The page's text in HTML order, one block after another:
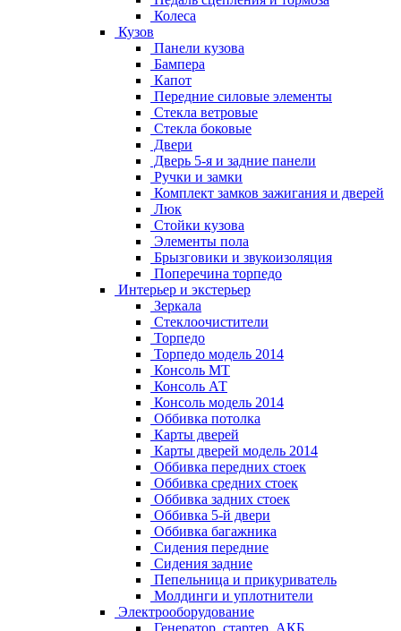
Колеса
Кузов
Панели кузова
Бампера
Капот
Передние силовые элементы
Стекла ветровые
Стекла боковые
Двери
Дверь 5-я и задние панели
Ручки и замки
Комплект замков зажигания и дверей
Люк
Стойки кузова
Элементы пола
Брызговики и звукоизоляция
Поперечина торпедо
Интерьер и экстерьер
Зеркала
Стеклоочистители
Торпедо
Торпедо модель 2014
Консоль МТ
Консоль АТ
Консоль модель 2014
Оббивка потолка
Карты дверей
Карты дверей модель 2014
Оббивка передних стоек
Оббивка средних стоек
Оббивка задних стоек
Оббивка 5-й двери
Оббивка багажника
Сидения передние
Сидения задние
Пепельница и прикуриватель
Молдинги и уплотнители
Электрооборудование
Генератор, стартер, АКБ